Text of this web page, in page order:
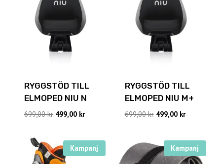
RYGGSTÖD TILL
ELMOPED NIU N
699,00kr Det
var:
699,00 kr.
499,00 krDet
är:
499,00 kr.
RYGGSTÖD TILL
ELMOPED NIU M+
699,00kr Det
var:
699,00 kr.
499,00 krDet
är:
499,00 kr.
Kampanj Kampanj